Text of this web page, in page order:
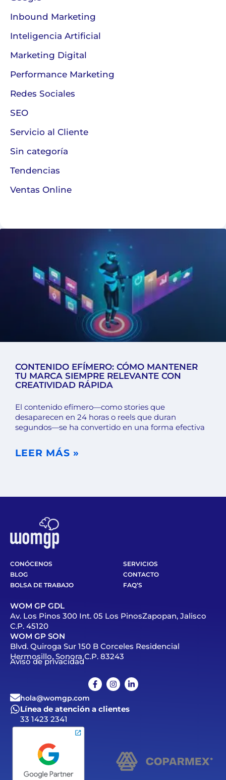
Inbound Marketing
Inteligencia Artificial
Marketing Digital
Performance Marketing
Redes Sociales
SEO
Servicio al Cliente
Sin categoría
Tendencias
Ventas Online
CONTENIDO EFÍMERO: CÓMO MANTENER
TU MARCA SIEMPRE RELEVANTE CON
CREATIVIDAD RÁPIDA
El contenido efímero—como stories que
desaparecen en 24 horas o reels que duran
segundos—se ha convertido en una forma efectiva
LEER MÁS »
CONÓCENOS
SERVICIOS
BLOG
CONTACTO
BOLSA DE TRABAJO
FAQ’S
WOM GP GDL
Av. Los Pinos 300 Int. 05 Los PinosZapopan, Jalisco
C.P. 45120
WOM GP SON
Blvd. Quiroga Sur 150 B Corceles Residencial
Hermosillo, Sonora C.P. 83243
Aviso de privacidad
hola@womgp.com
Línea de atención a clientes
33 1423 2341